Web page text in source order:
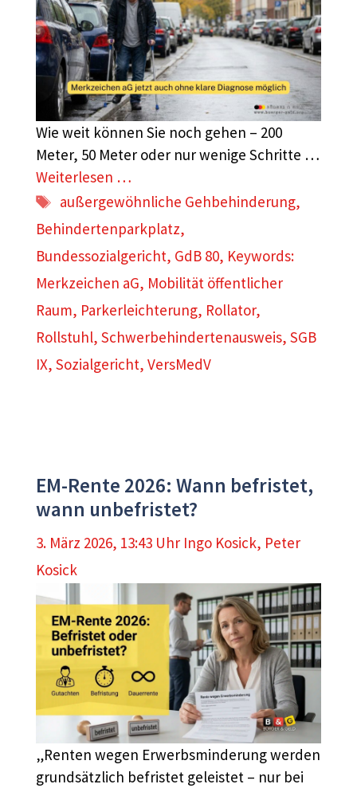
Wie weit können Sie noch gehen – 200
Meter, 50 Meter oder nur wenige Schritte …
Weiterlesen …
Schlagwörter
außergewöhnliche Gehbehinderung,
Behindertenparkplatz,
Bundessozialgericht, GdB 80, Keywords:
Merkzeichen aG, Mobilität öffentlicher
Raum, Parkerleichterung, Rollator,
Rollstuhl, Schwerbehindertenausweis, SGB
IX, Sozialgericht, VersMedV
EM-Rente 2026: Wann befristet,
wann unbefristet?
3. März 2026, 13:43 Uhr Ingo Kosick, Peter
Kosick
„Renten wegen Erwerbsminderung werden
grundsätzlich befristet geleistet – nur bei